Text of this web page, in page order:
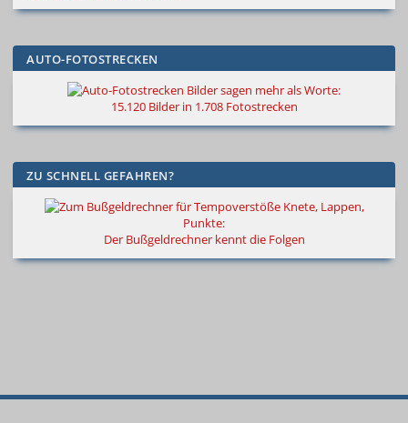
AUTO-FOTOSTRECKEN
Bilder sagen mehr als Worte:
15.120 Bilder in 1.708 Fotostrecken
ZU SCHNELL GEFAHREN?
Knete, Lappen,
Punkte:
Der Bußgeldrechner kennt die Folgen